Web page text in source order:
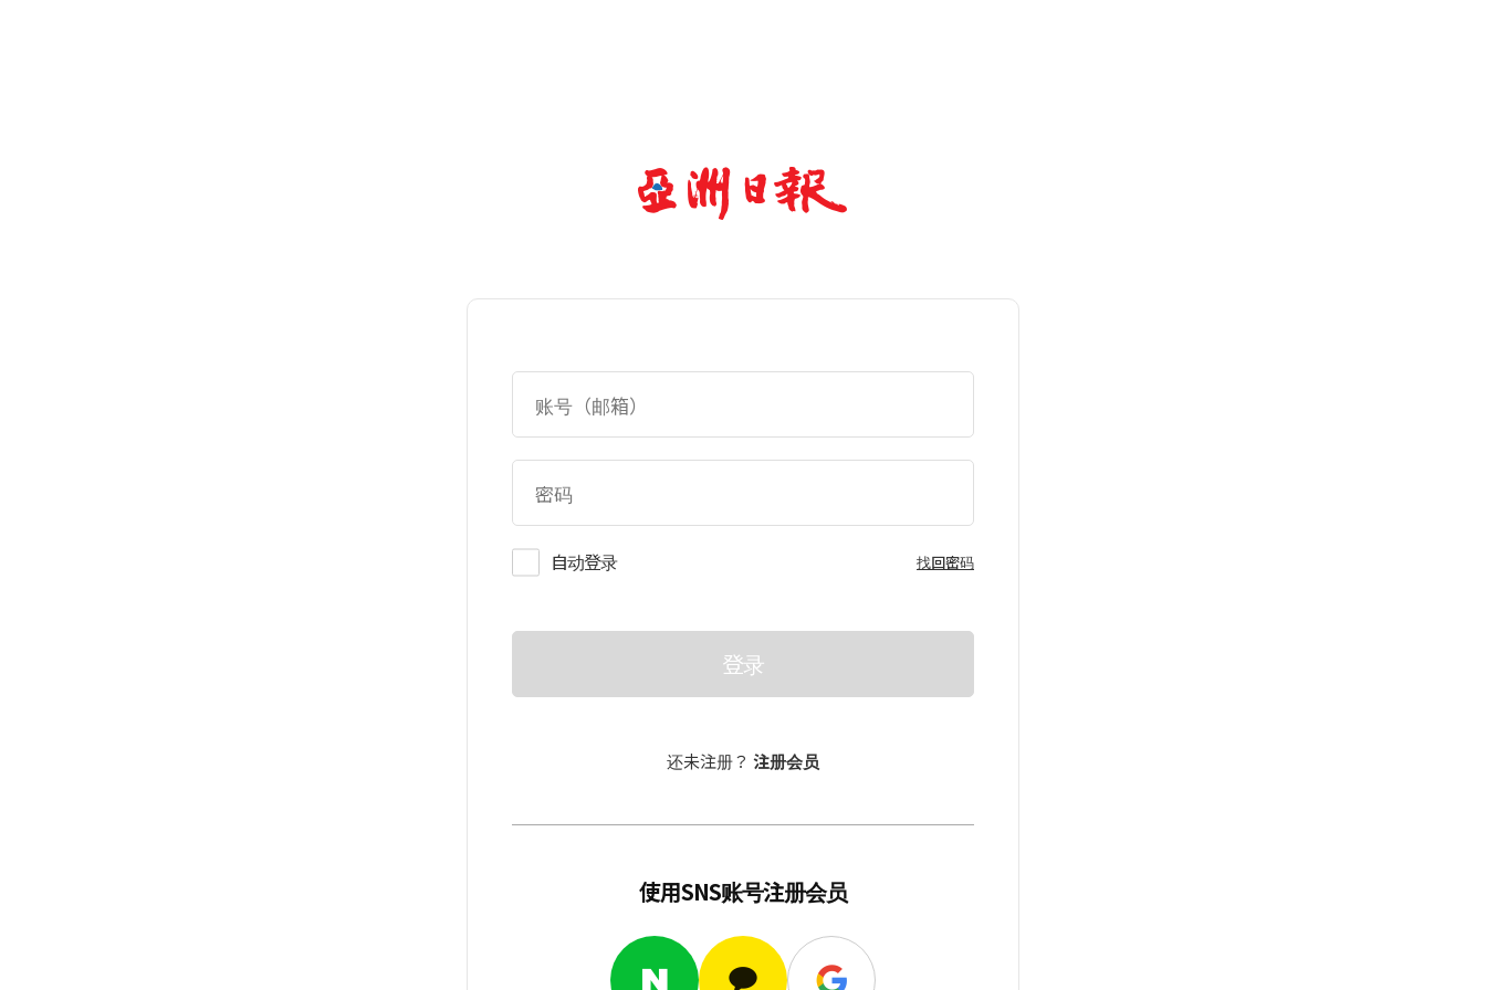
自动登录 找回密码
登录
还未注册？ 注册会员
使用SNS账号注册会员